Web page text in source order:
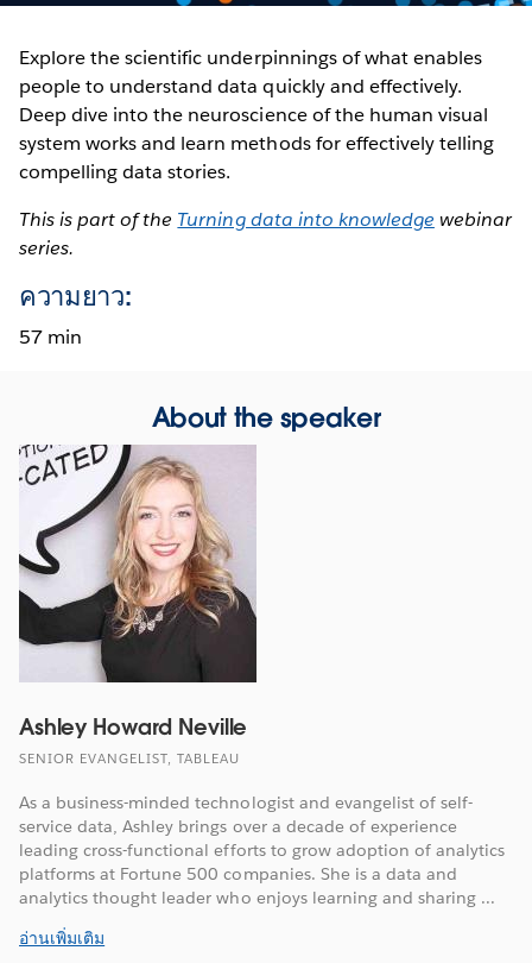
Explore the scientific underpinnings of what enables
people to understand data quickly and effectively.
Deep dive into the neuroscience of the human visual
system works and learn methods for effectively telling
compelling data stories.
This is part of the Turning data into knowledge webinar
series.
ความยาว:
57 min
About the speaker
Ashley Howard Neville
SENIOR EVANGELIST, TABLEAU
As a business-minded technologist and evangelist of self-
service data, Ashley brings over a decade of experience
leading cross-functional efforts to grow adoption of analytics
platforms at Fortune 500 companies. She is a data and
analytics thought leader who enjoys learning and sharing ...
อ่านเพิ่มเติม